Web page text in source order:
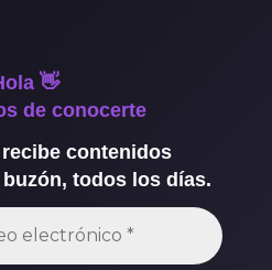
👋
de conocerte
contenidos
todos los días.